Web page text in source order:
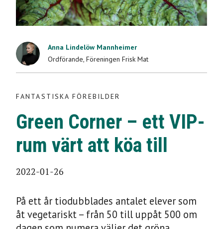
FANTASTISKA FÖREBILDER
Green Corner – ett
VIP-rum värt att köa
till
2022-01-26
Anna Lindelöw Mannheimer
Ordförande, Föreningen Frisk Mat
FANTASTISKA FÖREBILDER
Green Corner – ett VIP-
rum värt att köa till
2022-01-26
På ett år tiodubblades antalet elever som
åt vegetariskt – från 50 till uppåt 500 om